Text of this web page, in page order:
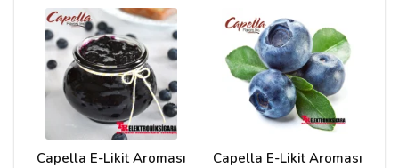
Yorumunuz*
Capella E-Likit Aroması
Capella E-Likit Aroması